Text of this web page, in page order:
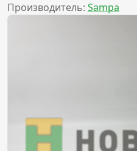
Производитель: Sampa